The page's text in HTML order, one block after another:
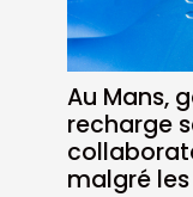
Au Mans,
recharge
malgré